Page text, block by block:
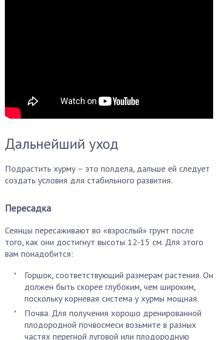
Дальнейший уход
Подрастить хурму – это полдела, дальше ей следует
создать условия для стабильного развития.
Пересадка
Сеянцы пересаживают во «взрослый» грунт после
того, как они достигнут высоты 12-15 см. Для этого
вам понадобится:
Горшок, соответствующий размерам растения. Он
должен быть скорее глубоким, чем широким,
поскольку корневая система у хурмы мощная.
Почва. Для получения хорошо дренированной
плодородной почвосмеси возьмите в разных
частях перегной луговой или плодородную